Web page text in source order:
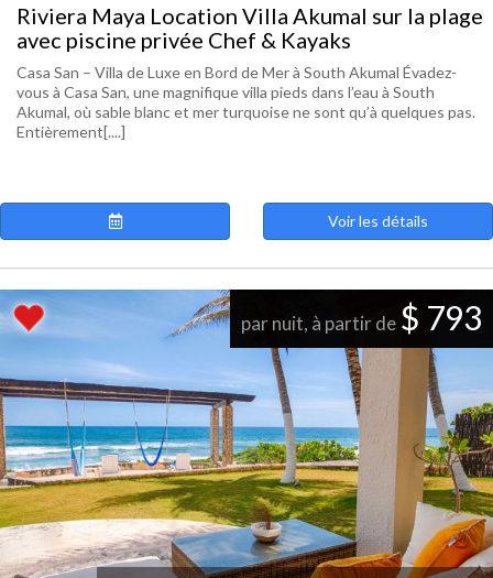
Riviera Maya Location Villa Akumal sur la plage
avec piscine privée Chef & Kayaks
Casa San – Villa de Luxe en Bord de Mer à South Akumal Évadez-
vous à Casa San, une magnifique villa pieds dans l’eau à South
Akumal, où sable blanc et mer turquoise ne sont qu’à quelques pas.
Entièrement[....]
Voir les détails
par nuit, à partir de $ 793